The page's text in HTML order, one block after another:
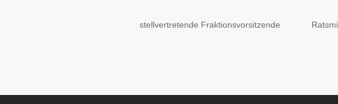
stellvertretende Fraktionsvorsitzende